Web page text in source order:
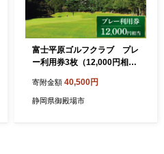
富士平原ゴルフクラブ プレ
ー利用券3枚（12,000円相
ふ プレー券 利用券 チケット
寄附金額 40,500円
静岡県御殿場市